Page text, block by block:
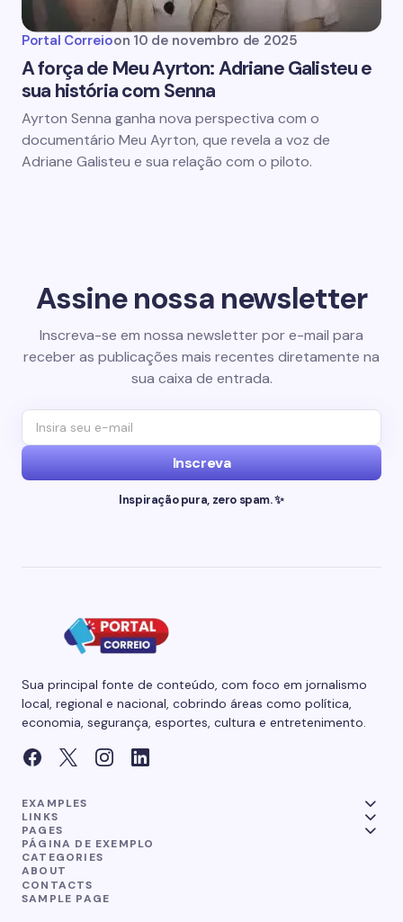
Portal Correioon 10 de novembro de 2025
A força de Meu Ayrton: Adriane Galisteu e
sua história com Senna
Ayrton Senna ganha nova perspectiva com o
documentário Meu Ayrton, que revela a voz de
Adriane Galisteu e sua relação com o piloto.
Assine nossa newsletter
Inscreva-se em nossa newsletter por e-mail para
receber as publicações mais recentes diretamente na
sua caixa de entrada.
Inscreva
Inspiração pura, zero spam. ✨
Sua principal fonte de conteúdo, com foco em jornalismo
local, regional e nacional, cobrindo áreas como política,
economia, segurança, esportes, cultura e entretenimento.
EXAMPLES
LINKS
PAGES
PÁGINA DE EXEMPLO
CATEGORIES
ABOUT
CONTACTS
SAMPLE PAGE